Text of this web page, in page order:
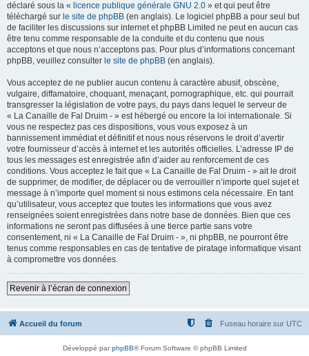
déclaré sous la « licence publique générale GNU 2.0 » et qui peut être
téléchargé sur le site de phpBB (en anglais). Le logiciel phpBB a pour seul but
de faciliter les discussions sur internet et phpBB Limited ne peut en aucun cas
être tenu comme responsable de la conduite et du contenu que nous
acceptons et que nous n’acceptons pas. Pour plus d’informations concernant
phpBB, veuillez consulter le site de phpBB (en anglais).
Vous acceptez de ne publier aucun contenu à caractère abusif, obscène,
vulgaire, diffamatoire, choquant, menaçant, pornographique, etc. qui pourrait
transgresser la législation de votre pays, du pays dans lequel le serveur de
« La Canaille de Fal Druim - » est hébergé ou encore la loi internationale. Si
vous ne respectez pas ces dispositions, vous vous exposez à un
bannissement immédiat et définitif et nous nous réservons le droit d’avertir
votre fournisseur d’accès à internet et les autorités officielles. L’adresse IP de
tous les messages est enregistrée afin d’aider au renforcement de ces
conditions. Vous acceptez le fait que « La Canaille de Fal Druim - » ait le droit
de supprimer, de modifier, de déplacer ou de verrouiller n’importe quel sujet et
message à n’importe quel moment si nous estimons cela nécessaire. En tant
qu’utilisateur, vous acceptez que toutes les informations que vous avez
renseignées soient enregistrées dans notre base de données. Bien que ces
informations ne seront pas diffusées à une tierce partie sans votre
consentement, ni « La Canaille de Fal Druim - », ni phpBB, ne pourront être
tenus comme responsables en cas de tentative de piratage informatique visant
à compromettre vos données.
Revenir à l’écran de connexion
Accueil du forum Fuseau horaire sur UTC
Développé parphpBB® Forum Software © phpBB Limited